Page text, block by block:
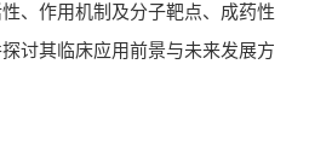
、作用机制及分子靶点、成药性
讨其临床应用前景与未来发展方